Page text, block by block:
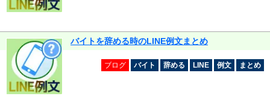
バイトを辞める時のLINE例文まとめ
ブログ バイト 辞める LINE 例文 まとめ